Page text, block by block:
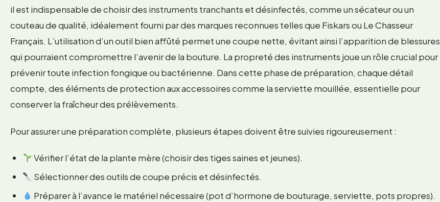
il est indispensable de choisir des instruments tranchants et désinfectés, comme un sécateur ou un
couteau de qualité, idéalement fourni par des marques reconnues telles que Fiskars ou Le Chasseur
Français. L’utilisation d’un outil bien affûté permet une coupe nette, évitant ainsi l’apparition de blessures
qui pourraient compromettre l’avenir de la bouture. La propreté des instruments joue un rôle crucial pour
prévenir toute infection fongique ou bactérienne. Dans cette phase de préparation, chaque détail
compte, des éléments de protection aux accessoires comme la serviette mouillée, essentielle pour
conserver la fraîcheur des prélèvements.
Pour assurer une préparation complète, plusieurs étapes doivent être suivies rigoureusement :
Vérifier l’état de la plante mère (choisir des tiges saines et jeunes).
Sélectionner des outils de coupe précis et désinfectés.
Préparer à l’avance le matériel nécessaire (pot d’hormone de bouturage, serviette, pots propres).